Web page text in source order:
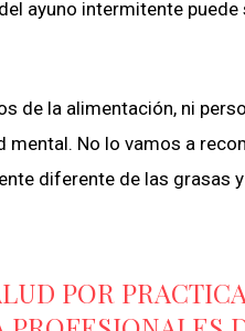
ayuno intermitente
de la alimentación, ni
No lo vamos a
diferente de las grasas
POR